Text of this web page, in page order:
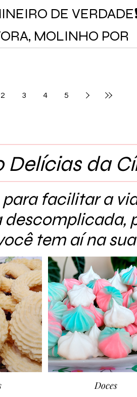
DE
MOLINHO POR
2 3 4 5
Delícias da
facilitar a
tem aí na
Doces